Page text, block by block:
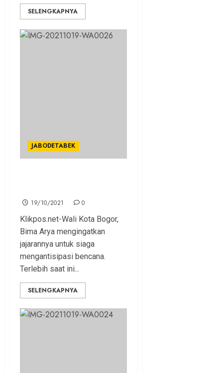
SELENGKAPNYA
JABODETABEK
19/10/2021 0
Klikpos.net-Wali Kota Bogor,
Bima Arya mengingatkan
jajarannya untuk siaga
mengantisipasi bencana.
Terlebih saat ini...
SELENGKAPNYA